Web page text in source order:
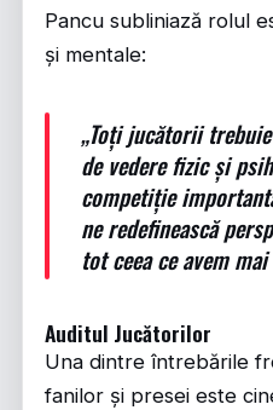
Pancu subliniază rolul
și mentale:
„Toți jucătorii
de vedere fizic și
competiție
ne redefinească
tot ceea ce avem mai
Auditul Jucătorilor
Una dintre întrebările
fanilor și presei este